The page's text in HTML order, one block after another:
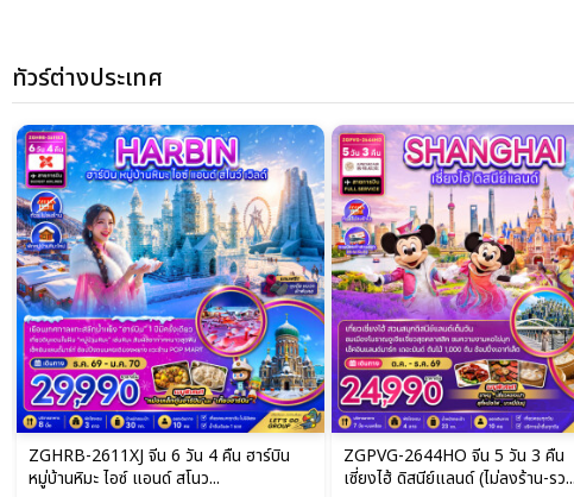
ทัวร์ต่างประเทศ
ZGHRB-2611XJ จีน 6 วัน 4 คืน ฮาร์บิน
หมู่บ้านหิมะ ไอซ์ แอนด์ สโนว...
ZGPVG-2644HO จีน 5 วัน 3 คืน
เซี่ยงไฮ้ ดิสนีย์แลนด์ (ไม่ลงร้าน-รว...